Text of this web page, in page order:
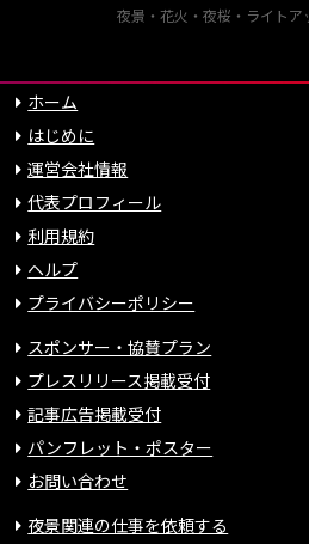
夜景・花火・夜桜・ライトア
ホーム
はじめに
運営会社情報
代表プロフィール
利用規約
ヘルプ
プライバシーポリシー
スポンサー・協賛プラン
プレスリリース掲載受付
記事広告掲載受付
パンフレット・ポスター
お問い合わせ
夜景関連の仕事を依頼する